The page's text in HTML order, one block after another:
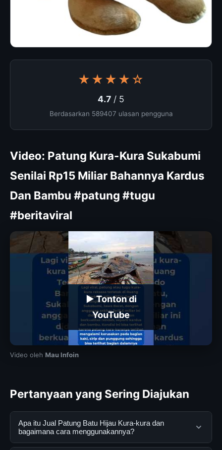
★★★★☆
4.7 / 5
Berdasarkan 589407 ulasan pengguna
Video: Patung Kura-Kura Sukabumi
Senilai Rp15 Miliar Bahannya Kardus
Dan Bambu #patung #tugu
#beritaviral
▶ Tonton di
YouTube
Video oleh Mau Infoin
Pertanyaan yang Sering Diajukan
Apa itu Jual Patung Batu Hijau Kura-kura dan
bagaimana cara menggunakannya?